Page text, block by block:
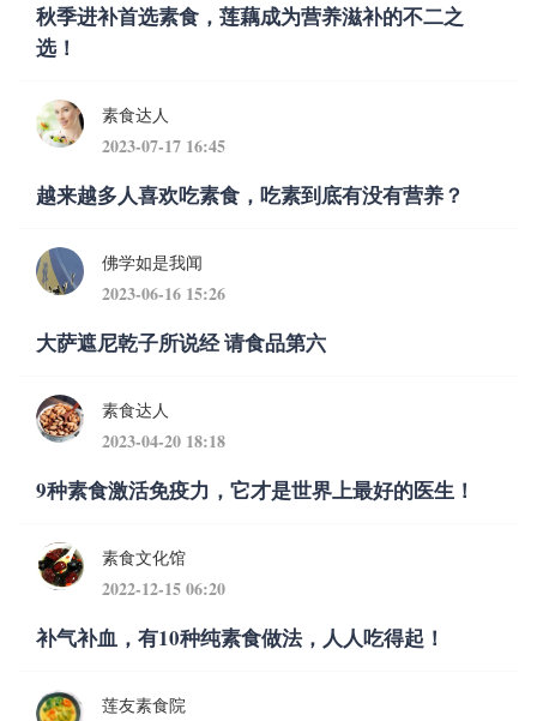
秋季进补首选素食，莲藕成为营养滋补的不二之
选！
素食达人
2023-07-17 16:45
越来越多人喜欢吃素食，吃素到底有没有营养？
佛学如是我闻
2023-06-16 15:26
大萨遮尼乾子所说经 请食品第六
素食达人
2023-04-20 18:18
9种素食激活免疫力，它才是世界上最好的医生！
素食文化馆
2022-12-15 06:20
补气补血，有10种纯素食做法，人人吃得起！
莲友素食院